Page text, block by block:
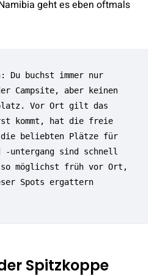
geht es eben oftmals
Du buchst immer nur
Campsite, aber keinen
Vor Ort gilt das
kommt, hat die freie
die beliebten Plätze für
-untergang sind schnell
möglichst früh vor Ort,
Spots ergattern
Spitzkoppe